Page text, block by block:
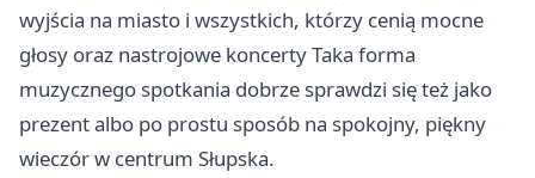
wyjścia na miasto i wszystkich, którzy cenią mocne
głosy oraz nastrojowe koncerty Taka forma
muzycznego spotkania dobrze sprawdzi się też jako
prezent albo po prostu sposób na spokojny, piękny
wieczór w centrum Słupska.